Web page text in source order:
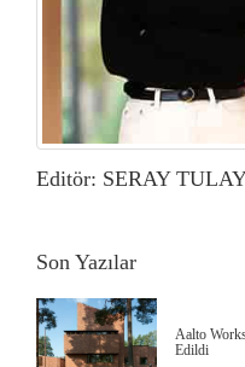
Editör: SERAY
Son Yazılar
Aalto
Edildi